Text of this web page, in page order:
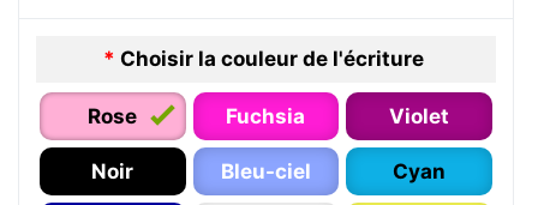
* Choisir la couleur de l'écriture
Rose Fuchsia Violet
Noir Bleu-ciel Cyan